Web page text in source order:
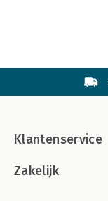
Klantenservice
Zakelijk